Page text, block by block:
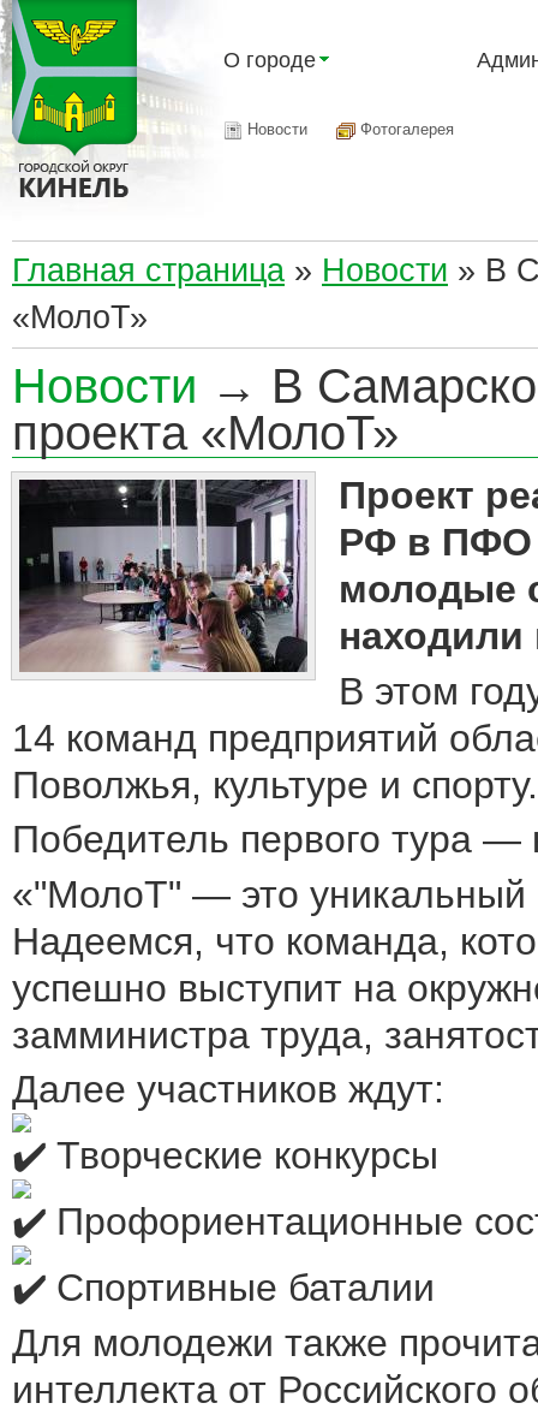
О городе
Новости Фотогалерея
Главная страница » Новости » В
«МолоТ»
Новости → В
проекта «МолоТ»
Проект
РФ в ПФО
молодые
В этом
14 команд предприятий
Поволжья, культуре и спорту.
Победитель первого тура
«"МолоТ" — это уникальный
Надеемся, что команда,
успешно выступит на
замминистра труда,
Далее участников ждут:
Творческие конкурсы
Профориентационные
Спортивные баталии
Для молодежи также
интеллекта от Российского